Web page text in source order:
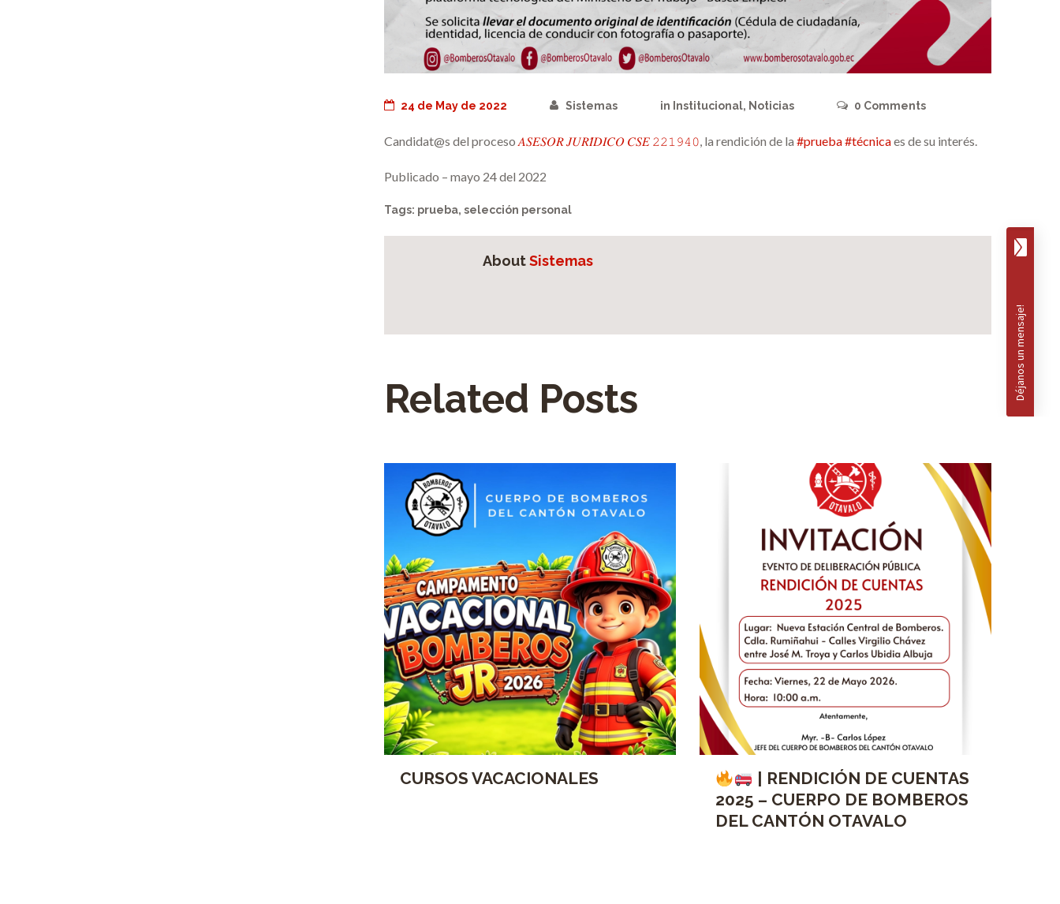
24 de May de 2022 Sistemas in Institucional, Noticias 0 Comments
Candidat@s del proceso 𝐴𝑆𝐸𝑆𝑂𝑅 𝐽𝑈𝑅𝐼́𝐷𝐼𝐶𝑂 𝐶𝑆𝐸 𝟸𝟸𝟷𝟿𝟺𝟶 , la rendición de la #prueba#técnicaes de su interés.
Publicado – mayo 24 del 2022
Tags: prueba, selección personal
AboutSistemas
Related Posts
CURSOS VACACIONALES
| RENDICIÓN DE CUENTAS
2025 – CUERPO DE BOMBEROS
DEL CANTÓN OTAVALO